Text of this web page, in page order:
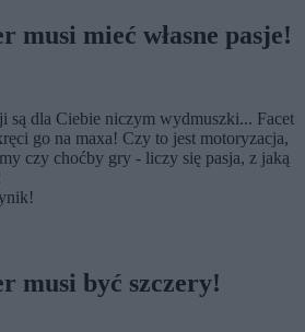
musi mieć własne pasje!
są dla Ciebie niczym wydmuszki... Facet
go na maxa! Czy to jest motoryzacja,
czy choćby gry - liczy się pasja, z jaką
musi być szczery!